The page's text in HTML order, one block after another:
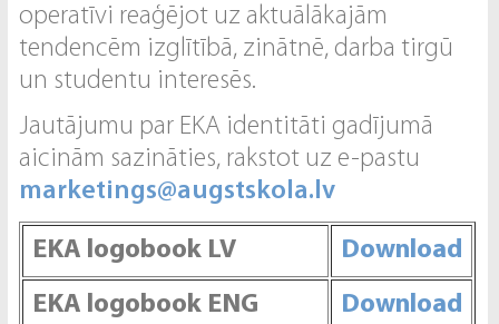
operatīvi reaģējot uz aktuālākajām
tendencēm izglītībā, zinātnē, darba tirgū
un studentu interesēs.
Jautājumu par EKA identitāti gadījumā
aicinām sazināties, rakstot uz e-pastu
marketings@augstskola.lv
EKA logobook LV Download
EKA logobook ENG Download